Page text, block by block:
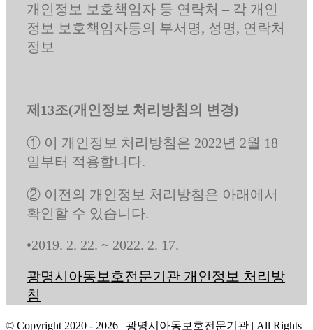
개인정보 보호책임자 등 연락처 – 각 개인
정보 보호책임자등의 부서명, 성명, 연락처
정보
제13조(개인정보 처리방침의 변경)
① 이 개인정보 처리방침은 2022년 2월 18
일부터 적용합니다.
② 이전의 개인정보 처리방침은 아래에서
확인할 수 있습니다.
•2019. 2. 22. ~ 2022. 2. 17.
광명시아동보호전문기관 개인정보 처리방
침
© Copyright 2020 - 2026 | 광명시아동보호전문기관 | All Rights